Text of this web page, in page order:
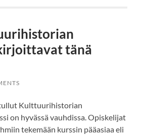
tänä
Kulttuurihistorian
on hyvässä vauhdissa. Opiskelijat
tekemään kurssin pääasiaa eli